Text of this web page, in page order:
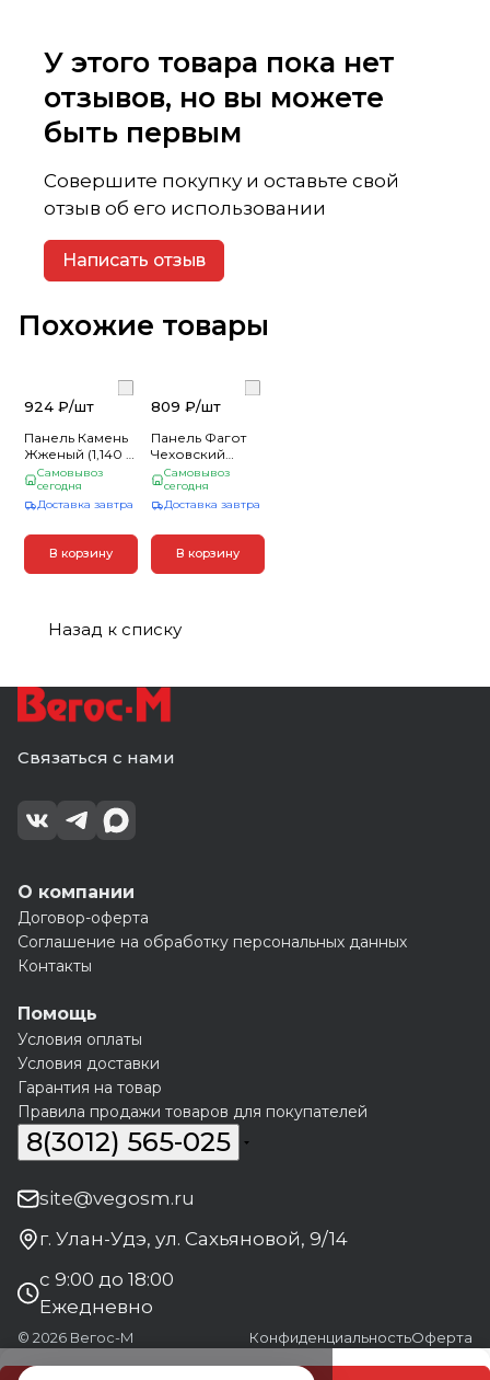
У этого товара пока нет
отзывов, но вы можете
быть первым
Совершите покупку и оставьте свой
отзыв об его использовании
Написать отзыв
Похожие товары
924 ₽/шт
Панель Камень
Жженый (1,140 м
х 0,480 м х
0,019м) Альта
Профиль (10)
Самовывоз
сегодня
Доставка завтра
В корзину
809 ₽/шт
Панель Фагот
Чеховский
(1,160м х 0,450 м
х 0,019м) Альта
Профиль (10)
Самовывоз
сегодня
Доставка завтра
В корзину
Назад к списку
Связаться с нами
О компании
Договор-оферта
Соглашение на обработку персональных данных
Контакты
Помощь
Условия оплаты
Условия доставки
Гарантия на товар
Правила продажи товаров для покупателей
8(3012) 565-025
site@vegosm.ru
г. Улан-Удэ, ул. Сахьяновой, 9/14
с 9:00 до 18:00
Ежедневно
© 2026 Вегос-М КонфиденциальностьОферта